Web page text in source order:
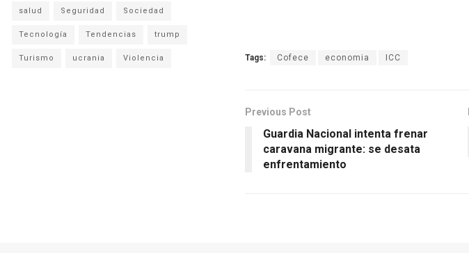
Tags: Cofece economia ICC
Previous Post
Guardia Nacional intenta frenar
caravana migrante: se desata
enfrentamiento
salud Seguridad Sociedad
Tecnología Tendencias trump
Turismo ucrania Violencia